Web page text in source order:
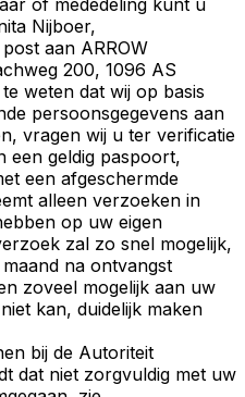
Nijboer,
aan ARROW
200, 1096 AS
weten dat wij op basis
persoonsgegevens aan
vragen wij u ter verificatie
een geldig paspoort,
een afgeschermde
alleen verzoeken in
op uw eigen
zal zo snel mogelijk,
na ontvangst
zoveel mogelijk aan uw
kan, duidelijk maken
bij de Autoriteit
dat niet zorgvuldig met uw